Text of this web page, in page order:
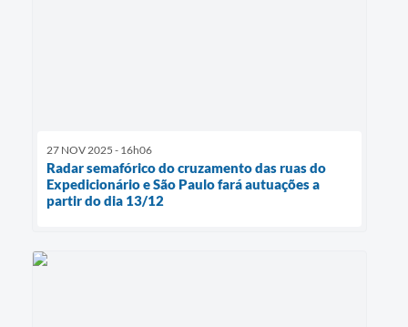
27 NOV 2025 - 16h06
Radar semafórico do cruzamento das ruas do
Expedicionário e São Paulo fará autuações a
partir do dia 13/12